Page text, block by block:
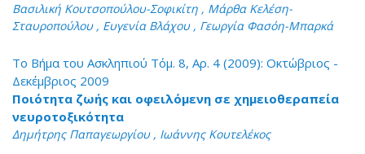
Βασιλική Κουτσοπούλου-Σοφικίτη , Μάρθα Κελέση-
Σταυροπούλου , Ευγενία Βλάχου , Γεωργία Φασόη-Μπαρκά
Το Βήμα του Ασκληπιού Τόμ. 8, Αρ. 4 (2009): Οκτώβριος -
Δεκέμβριος 2009
Ποιότητα ζωής και οφειλόμενη σε χημειοθεραπεία
νευροτοξικότητα
Δημήτρης Παπαγεωργίου , Ιωάννης Κουτελέκος